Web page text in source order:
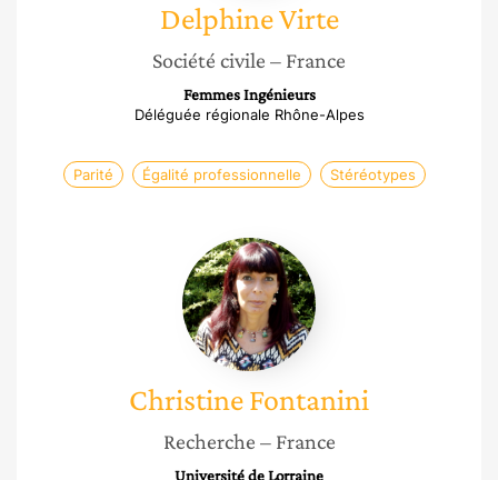
DelphineVirte
Société civile – France
Femmes Ingénieurs
Déléguée régionale Rhône-Alpes
Parité Égalité professionnelle Stéréotypes
Christine
Fontanini
ChristineFontanini
Recherche – France
Université de Lorraine